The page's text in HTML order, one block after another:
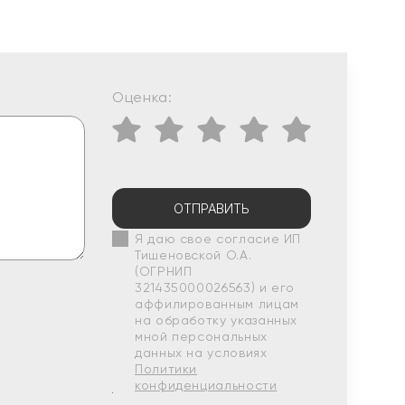
Оценка:
ОТПРАВИТЬ
Я даю свое согласие ИП
Тишеновской О.А.
(ОГРНИП
321435000026563) и его
аффилированным лицам
на обработку указанных
мной персональных
данных на условиях
Политики
конфиденциальности